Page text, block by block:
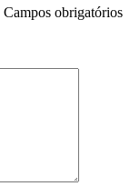
Campos obrigatórios